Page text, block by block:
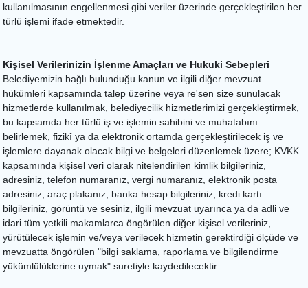
kullanılmasının engellenmesi gibi veriler üzerinde gerçekleştirilen her
türlü işlemi ifade etmektedir.
Kişisel Verilerinizin İşlenme Amaçları ve Hukuki Sebepleri
Belediyemizin bağlı bulunduğu kanun ve ilgili diğer mevzuat
hükümleri kapsamında talep üzerine veya re'sen size sunulacak
hizmetlerde kullanılmak, belediyecilik hizmetlerimizi gerçekleştirmek,
bu kapsamda her türlü iş ve işlemin sahibini ve muhatabını
belirlemek, fizikî ya da elektronik ortamda gerçekleştirilecek iş ve
işlemlere dayanak olacak bilgi ve belgeleri düzenlemek üzere; KVKK
kapsamında kişisel veri olarak nitelendirilen kimlik bilgileriniz,
adresiniz, telefon numaranız, vergi numaranız, elektronik posta
adresiniz, araç plakanız, banka hesap bilgileriniz, kredi kartı
bilgileriniz, görüntü ve sesiniz, ilgili mevzuat uyarınca ya da adli ve
idari tüm yetkili makamlarca öngörülen diğer kişisel verileriniz,
yürütülecek işlemin ve/veya verilecek hizmetin gerektirdiği ölçüde ve
mevzuatta öngörülen "bilgi saklama, raporlama ve bilgilendirme
yükümlülüklerine uymak" suretiyle kaydedilecektir.